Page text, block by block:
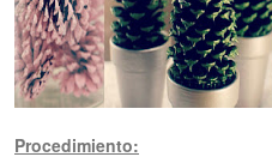
Procedimiento: